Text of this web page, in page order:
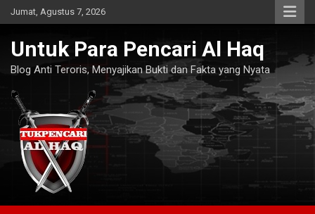
Skip
to
Jumat, Agustus 7, 2026
Untuk Para Pencari Al Haq
Blog Anti Teroris, Menyajikan Bukti dan Fakta yang Nyata